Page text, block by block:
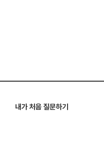
내가 처음 질문하기